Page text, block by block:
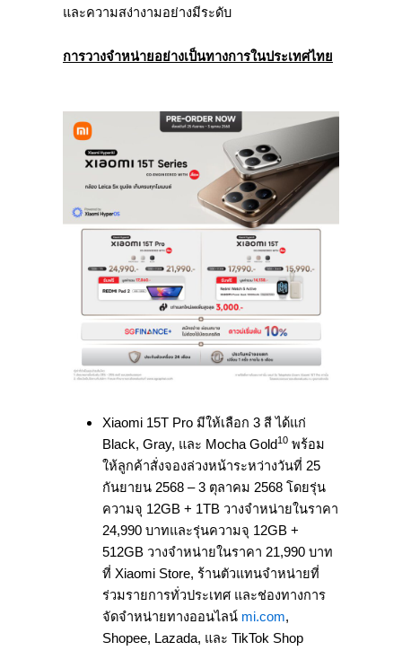
และความสง่างามอย่างมีระดับ
การวางจำหน่ายอย่างเป็นทางการในประเทศไทย
Xiaomi 15T Pro มีให้เลือก 3 สี ได้แก่
Black, Gray, และ Mocha Gold10พร้อม
ให้ลูกค้าสั่งจองล่วงหน้าระหว่างวันที่ 25
กันยายน 2568 – 3 ตุลาคม 2568 โดยรุ่น
ความจุ 12GB + 1TB วางจำหน่ายในราคา
24,990 บาทและรุ่นความจุ 12GB +
512GB วางจำหน่ายในราคา 21,990 บาท
ที่ Xiaomi Store, ร้านตัวแทนจำหน่ายที่
ร่วมรายการทั่วประเทศ และช่องทางการ
จัดจำหน่ายทางออนไลน์ mi.com,
Shopee, Lazada, และ TikTok Shop